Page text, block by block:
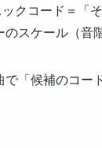
クコード＝「
スケール（音
「候補のコー